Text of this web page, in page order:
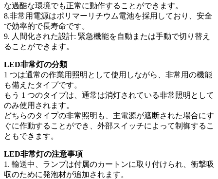
な過酷な環境でも正常に動作することができます。
8.非常用電源はポリマーリチウム電池を採用しており、安全
で効率的で長寿命です。
9. 人間化された設計: 緊急機能を自動または手動で切り替え
ることができます。
LED非常灯の分類
1 つは通常の作業用照明として使用しながら、非常用の機能
も備えたタイプです。
もう 1 つのタイプは、通常は消灯されている非常照明として
のみ使用されます。
どちらのタイプの非常照明も、主電源が遮断された場合にす
ぐに作動することができ、外部スイッチによって制御するこ
ともできます。
LED非常灯の注意事項
1. 輸送中、ランプは付属のカートンに取り付けられ、衝撃吸
収のために発泡材が追加されます。